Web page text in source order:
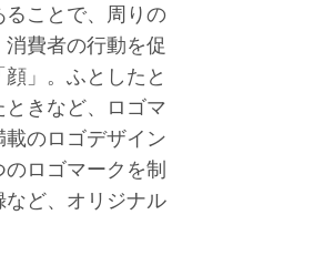
ことで、周りの
費者の行動を促
」。ふとしたと
きなど、ロゴマ
のロゴデザイン
ロゴマークを制
ど、オリジナル